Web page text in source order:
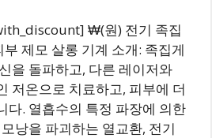
₩(원) 전기 족집
제모 살롱 기계 소개: 족집게
을 돌파하고, 다른 레이저와
저온으로 치료하고, 피부에 더
다. 열흡수의 특정 파장에 의한
낭을 파괴하는 열교환, 전기